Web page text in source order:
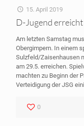
15. April 2019
D-Jugend
Am letzten Samstag
Obergimpern. In einem
Sulzfeld/Zaisenhausen
am 29.5. erreichen.
machten zu Beginn der
Verteidigung der JSG
0